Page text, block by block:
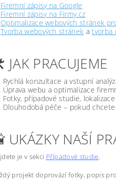
Firemní zápisy na Google
Firemní zápisy na Firmy.cz
Optimalizace webových stránek
Tvorba webových stránek atvorba
PRACUJEME
Rychlá konzultace a vstupní
Úprava webu a optimalizace
Fotky, případové studie,
Dlouhodobá péče – pokud
UKÁZKY NAŠÍ
je v sekci Případové studie.
projekt doprovází fotky, popis